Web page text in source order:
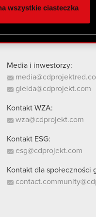
innymi danymi
z naszej witryny,
wszystkie ciasteczka
Media i inwestorzy:
gielda@cdprojekt.com
Kontakt WZA:
wza@cdprojekt.com
Kontakt ESG:
esg@cdprojekt.com
Kontakt dla społeczności